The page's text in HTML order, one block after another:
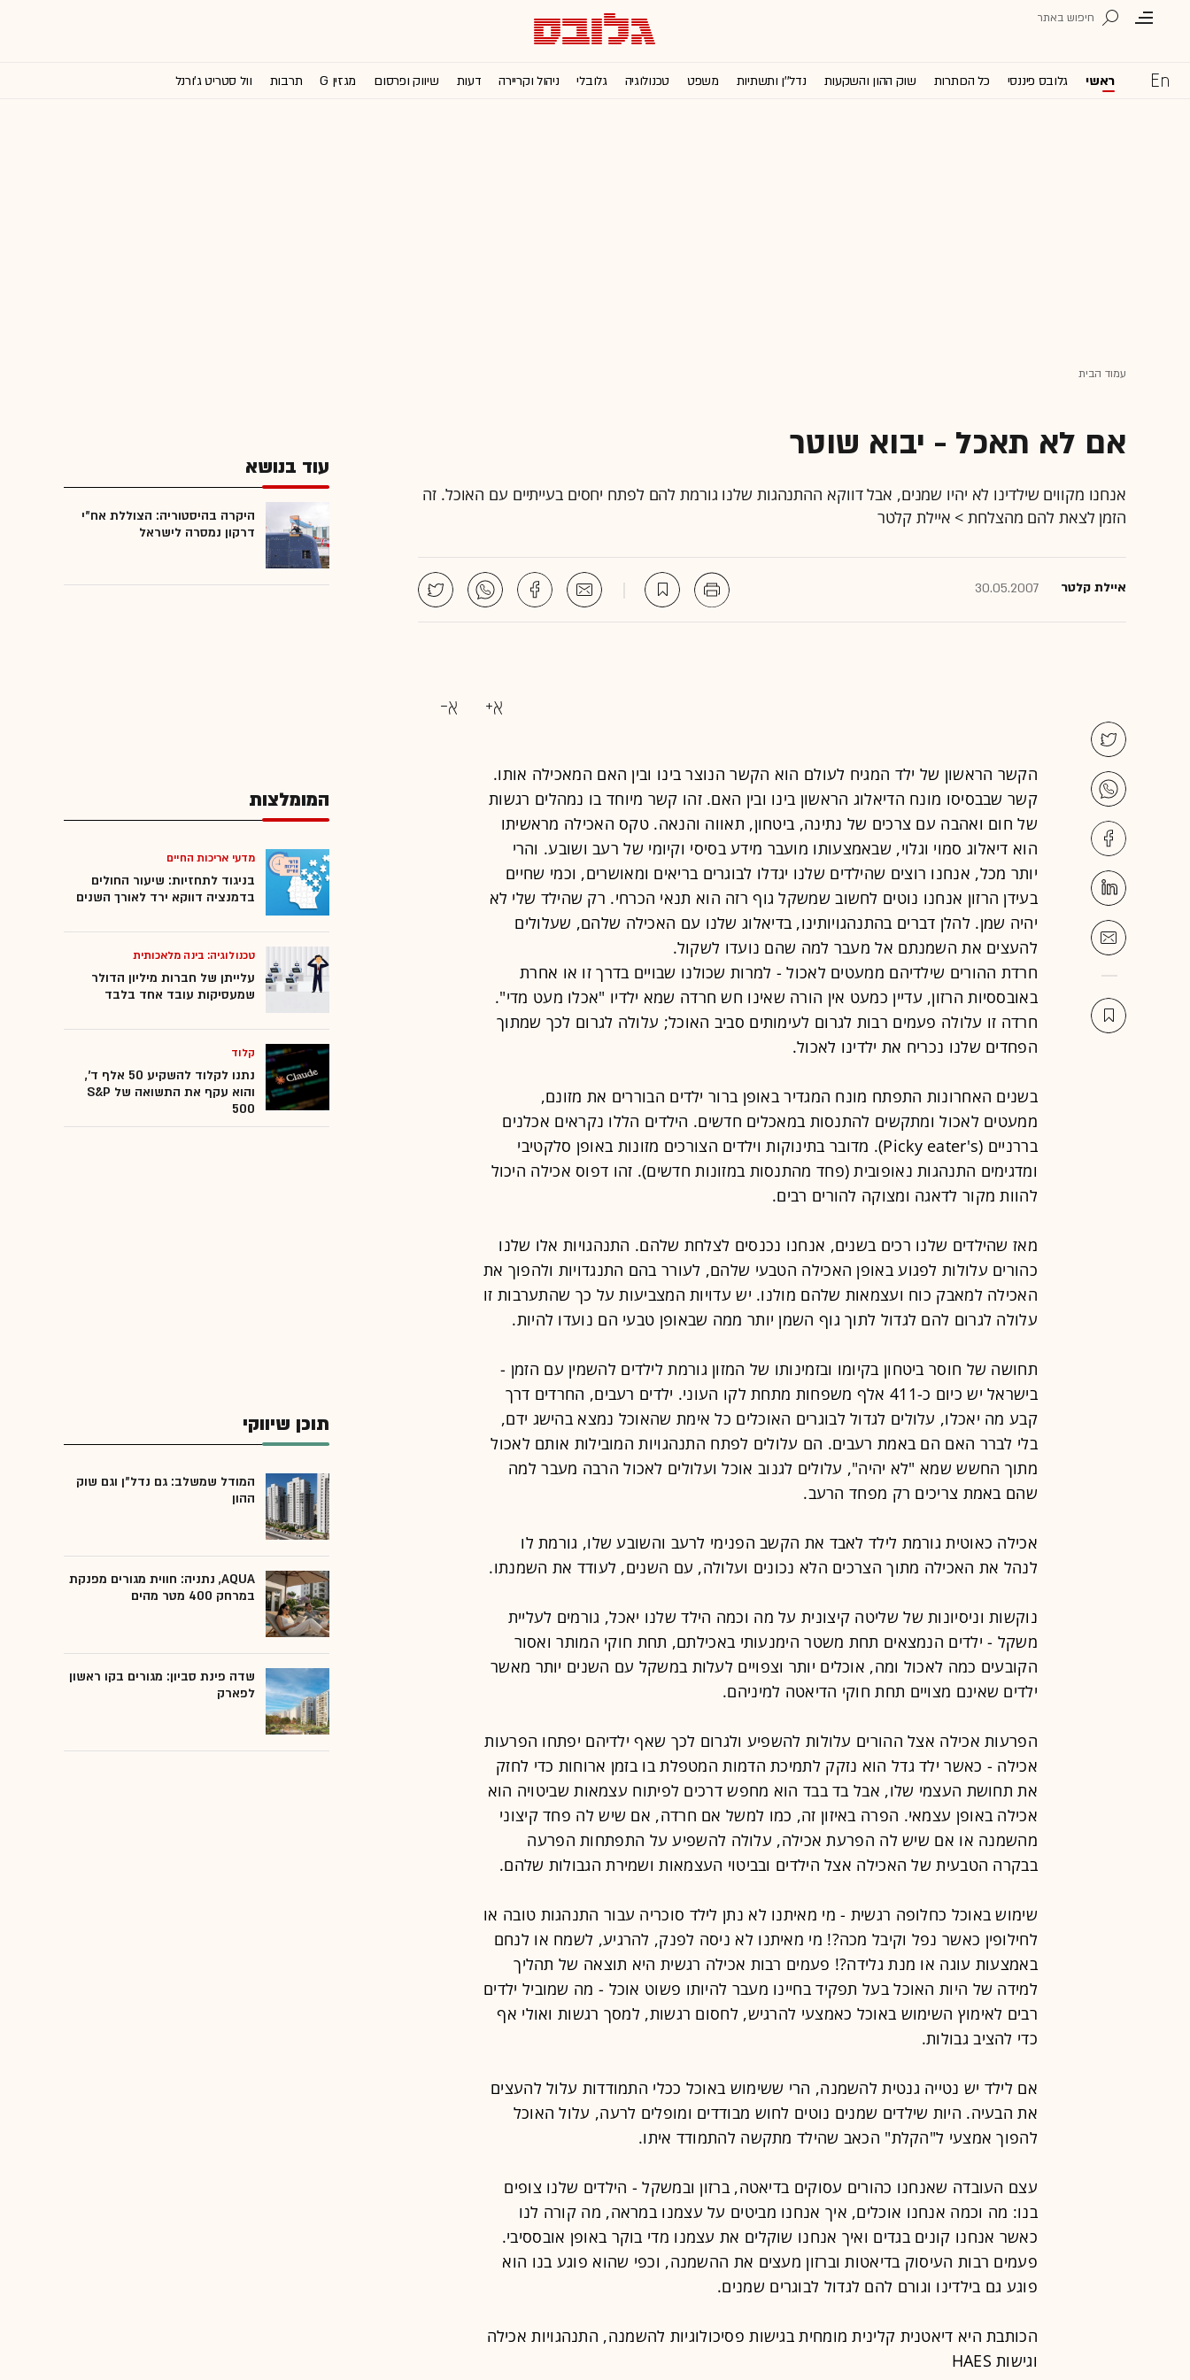
ראשי גלובס פיננסי כל הכותרות שוק ההון והשקעות נדל''ן ותשתיות משפט טכנולוגיה גלובלי ניהול וקריירה דעות שיווק ופרסום מגזין G תרבות וול סטריט ג'ורנל
עמוד הבית
אם לא תאכל - יבוא שוטר
אנחנו מקווים שילדינו לא יהיו שמנים, אבל דווקא ההתנהגות שלנו גורמת להם לפתח יחסים בעייתיים עם האוכל. זה
הזמן לצאת להם מהצלחת > איילת קלטר
איילת קלטר 30.05.2007
הקשר הראשון של ילד המגיח לעולם הוא הקשר הנוצר בינו ובין האם המאכילה אותו.
קשר שבבסיסו מונח הדיאלוג הראשון בינו ובין האם. זהו קשר מיוחד בו נמהלים רגשות
של חום ואהבה עם צרכים של נתינה, ביטחון, תאווה והנאה. טקס האכילה מראשיתו
הוא דיאלוג סמוי וגלוי, שבאמצעותו מועבר מידע בסיסי וקיומי של רעב ושובע. והרי
יותר מכל, אנחנו רוצים שהילדים שלנו יגדלו לבוגרים בריאים ומאושרים, וכמי שחיים
בעידן הרזון אנחנו נוטים לחשוב שמשקל גוף רזה הוא תנאי הכרחי. רק שהילד שלי לא
יהיה שמן. להלן דברים בהתנהגויותינו, בדיאלוג שלנו עם האכילה שלהם, שעלולים
להעצים את השמנתם אל מעבר למה שהם נועדו לשקול.
חרדת ההורים שילדיהם ממעטים לאכול - למרות שכולנו שבויים בדרך זו או אחרת
באובססיות הרזון, עדיין כמעט אין הורה שאינו חש חרדה שמא ילדיו "אכלו מעט מדי".
חרדה זו עלולה פעמים רבות לגרום לעימותים סביב האוכל; עלולה לגרום לכך שמתוך
הפחדים שלנו נכריח את ילדינו לאכול.
בשנים האחרונות התפתח מונח המגדיר באופן ברור ילדים הבוררים את מזונם,
ממעטים לאכול ומתקשים להתנסות במאכלים חדשים. הילדים הללו נקראים אכלנים
בררניים (Picky eater's). מדובר בתינוקות וילדים הצורכים מזונות באופן סלקטיבי
ומדגימים התנהגות נאופובית (פחד מהתנסות במזונות חדשים). זהו דפוס אכילה היכול
להוות מקור לדאגה ומצוקה להורים רבים.
מאז שהילדים שלנו רכים בשנים, אנחנו נכנסים לצלחת שלהם. התנהגויות אלו שלנו
כהורים עלולות לפגוע באופן האכילה הטבעי שלהם, לעורר בהם התנגדויות ולהפוך את
האכילה למאבק כוח ועצמאות שלהם מולנו. יש עדויות המצביעות על כך שהתערבות זו
עלולה לגרום להם לגדול לתוך גוף השמן יותר ממה שבאופן טבעי הם נועדו להיות.
תחושה של חוסר ביטחון בקיומו ובזמינותו של המזון גורמת לילדים להשמין עם הזמן -
בישראל יש כיום כ-411 אלף משפחות מתחת לקו העוני. ילדים רעבים, החרדים דרך
קבע מה יאכלו, עלולים לגדול לבוגרים האוכלים כל אימת שהאוכל נמצא בהישג ידם,
בלי לברר האם הם באמת רעבים. הם עלולים לפתח התנהגויות המובילות אותם לאכול
מתוך החשש שמא "לא יהיה", עלולים לגנוב אוכל ועלולים לאכול הרבה מעבר למה
שהם באמת צריכים רק מפחד הרעב.
אכילה כאוטית גורמת לילד לאבד את הקשב הפנימי לרעב והשובע שלו, גורמת לו
לנהל את האכילה מתוך הצרכים הלא נכונים ועלולה, עם השנים, לעודד את השמנתו.
נוקשות וניסיונות של שליטה קיצונית על מה וכמה הילד שלנו יאכל, גורמים לעליית
משקל - ילדים הנמצאים תחת משטר הימנעותי באכילתם, תחת חוקי המותר ואסור
הקובעים כמה לאכול ומה, אוכלים יותר וצפויים לעלות במשקל עם השנים יותר מאשר
ילדים שאינם מצויים תחת חוקי הדיאטה למיניהם.
הפרעות אכילה אצל ההורים עלולות להשפיע ולגרום לכך שאף ילדיהם יפתחו הפרעות
אכילה - כאשר ילד גדל הוא נזקק לתמיכת הדמות המטפלת בו בזמן ארוחות כדי לחזק
את תחושת העצמי שלו, אבל בד בבד הוא מחפש דרכים לפיתוח עצמאות שביטויה הוא
אכילה באופן עצמאי. הפרה באיזון זה, כמו למשל אם חרדה, אם שיש לה פחד קיצוני
מהשמנה או אם שיש לה הפרעת אכילה, עלולה להשפיע על התפתחות הפרעה
בבקרה הטבעית של האכילה אצל הילדים ובביטוי העצמאות ושמירת הגבולות שלהם.
שימוש באוכל כחלופה רגשית - מי מאיתנו לא נתן לילד סוכריה עבור התנהגות טובה או
לחילופין כאשר נפל וקיבל מכה?! מי מאיתנו לא ניסה לפנק, להרגיע, לשמח או לנחם
באמצעות עוגה או מנת גלידה?! פעמים רבות אכילה רגשית היא תוצאה של תהליך
למידה של היות האוכל בעל תפקיד בחיינו מעבר להיותו פשוט אוכל - מה שמוביל ילדים
רבים לאימוץ השימוש באוכל כאמצעי להרגיש, לחסום רגשות, למסך רגשות ואולי אף
כדי להציב גבולות.
אם לילד יש נטייה גנטית להשמנה, הרי ששימוש באוכל ככלי התמודדות עלול להעצים
את הבעיה. היות שילדים שמנים נוטים לחוש מבודדים ומופלים לרעה, עלול האוכל
להפוך אמצעי ל"הקלת" הכאב שהילד מתקשה להתמודד איתו.
עצם העובדה שאנחנו כהורים עסוקים בדיאטה, ברזון ובמשקל - הילדים שלנו צופים
בנו: מה וכמה אנחנו אוכלים, איך אנחנו מביטים על עצמנו במראה, מה קורה לנו
כאשר אנחנו קונים בגדים ואיך אנחנו שוקלים את עצמנו מדי בוקר באופן אובססיבי.
פעמים רבות העיסוק בדיאטות וברזון מעצים את ההשמנה, וכפי שהוא פוגע בנו הוא
פוגע גם בילדינו וגורם להם לגדול לבוגרים שמנים.
הכותבת היא דיאטנית קלינית מומחית בגישות פסיכולוגיות להשמנה, התנהגויות אכילה
וגישות HAES
עוד בנושא
היקרה בהיסטוריה: הצוללת אח"י
דרקון נמסרה לישראל
המומלצות
מדעי אריכות החיים
בניגוד לתחזיות: שיעור החולים
בדמנציה דווקא ירד לאורך השנים
טכנולוגיה: בינה מלאכותית
עלייתן של חברות מיליון הדולר
שמעסיקות עובד אחד בלבד
קלוד
נתנו לקלוד להשקיע 50 אלף ד',
והוא עקף את התשואה של S&P
500
תוכן שיווקי
המודל שמשלב: גם נדל"ן וגם שוק
ההון
AQUA, נתניה: חווית מגורים מפנקת
במרחק 400 מטר מהים
שדה פינת סביון: מגורים בקו ראשון
לפארק